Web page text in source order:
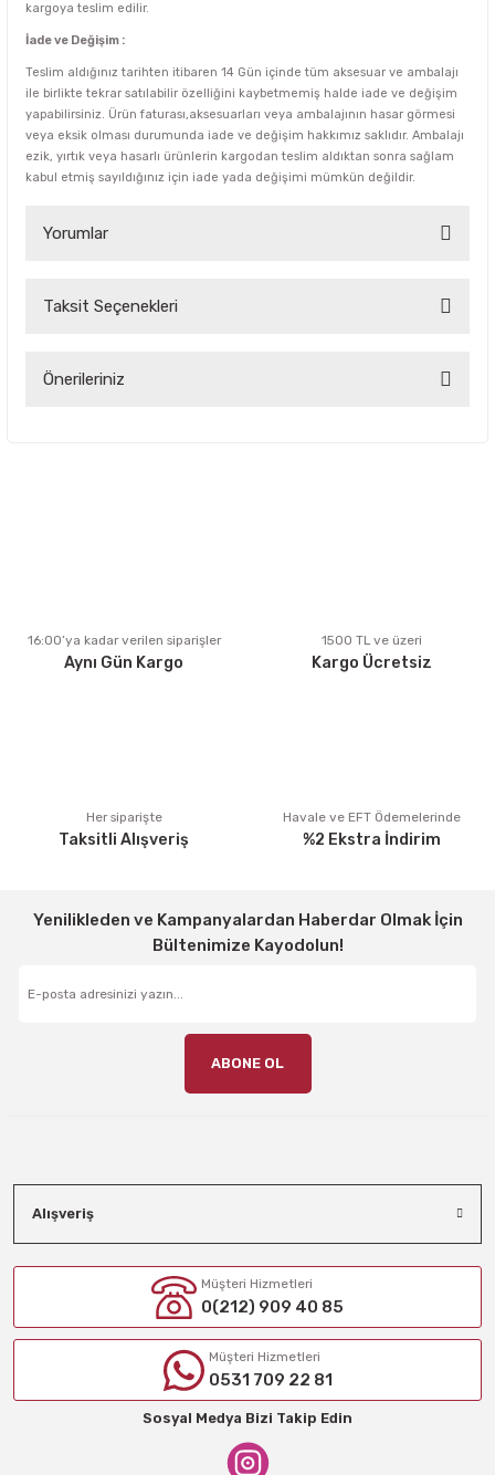
kargoya teslim edilir.
İade ve Değişim :
Teslim aldığınız tarihten itibaren 14 Gün içinde tüm aksesuar ve ambalajı
ile birlikte tekrar satılabilir özelliğini kaybetmemiş halde iade ve değişim
yapabilirsiniz. Ürün faturası,aksesuarları veya ambalajının hasar görmesi
veya eksik olması durumunda iade ve değişim hakkımız saklıdır. Ambalajı
ezik, yırtık veya hasarlı ürünlerin kargodan teslim aldıktan sonra sağlam
kabul etmiş sayıldığınız için iade yada değişimi mümkün değildir.
Yorumlar
Bu ürüne ilk yorumu siz yapın!
Taksit Seçenekleri
Önerileriniz
Ürün fiyatı diğer sitelerden daha pahalı.
Bu ürüne benzer farklı alternatifler olmalı.
16:00’ya kadar verilen siparişler
Aynı Gün Kargo
1500 TL ve üzeri
Kargo Ücretsiz
Her siparişte
Taksitli Alışveriş
Havale ve EFT Ödemelerinde
%2 Ekstra İndirim
Yenilikleden ve Kampanyalardan Haberdar Olmak İçin
Bültenimize Kayodolun!
ABONE OL
Alışveriş
Müşteri Hizmetleri
0(212) 909 40 85
Müşteri Hizmetleri
0531 709 22 81
Sosyal Medya Bizi Takip Edin